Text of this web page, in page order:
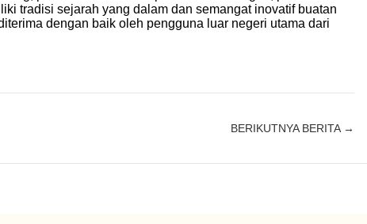
tradisi sejarah yang dalam dan semangat inovatif buatan
dengan baik oleh pengguna luar negeri utama dari
BERIKUTNYA BERITA →